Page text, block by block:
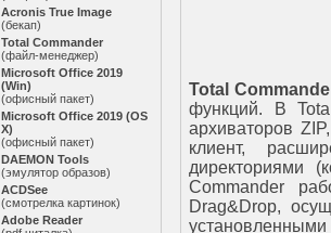
Acronis True Image
(бекап)
Total Commander
(файл-менеджер)
Microsoft Office 2019
(Win)
(офисный пакет)
Microsoft Office 2019 (OS
X)
(офисный пакет)
DAEMON Tools
(эмулятор образов)
ACDSee
(смотрелка картинок)
Adobe Reader
Total
функций. В
архиваторов
клиент,
директориями
Commander
Drag&Drop,